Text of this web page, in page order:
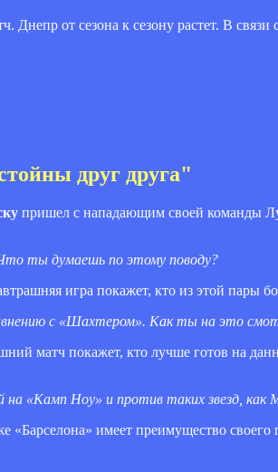
Днепр от сезона к сезону растет. В
друг друга"
пришел с нападающим своей команды
ты думаешь по этому поводу?
игра покажет, кто из этой пары
с «Шахтером». Как ты на это
матч покажет, кто лучше готов на
«Камп Ноу» и против таких звезд, как
«Барселона» имеет преимущество